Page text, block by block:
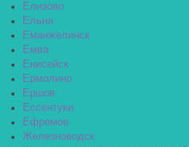
Елизово
Ельня
Еманжелинск
Емва
Енисейск
Ермолино
Ершов
Ессентуки
Ефремов
Железноводск